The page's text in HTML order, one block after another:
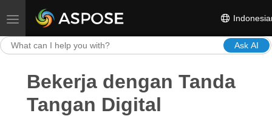
Toggle navigation
Ask AI
Bekerja dengan Tanda
Tangan Digital